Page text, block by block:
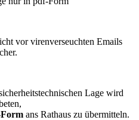
vor virenverseuchten Emails
Lage wird
ans Rathaus zu übermitteln.